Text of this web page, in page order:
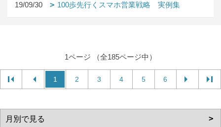
19/09/30 100歩先行くスマホ営業戦略 実例集
1ページ （全185ページ中）
1 2 3 4 5 6